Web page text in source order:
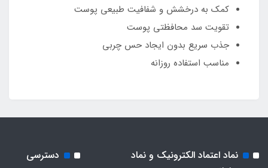
کمک به درخشش و شفافیت طبیعی پوست
تقویت سد محافظتی پوست
جذب سریع بدون ایجاد حس چربی
مناسب استفاده روزانه
نماد اعتماد الکترونیک و نماد
دسترسی